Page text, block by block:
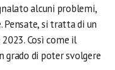
alcuni problemi,
Pensate, si tratta di un
Così come il
grado di poter svolgere